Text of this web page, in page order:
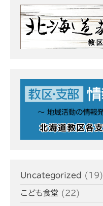
Uncategorized (19)
こども食堂 (22)